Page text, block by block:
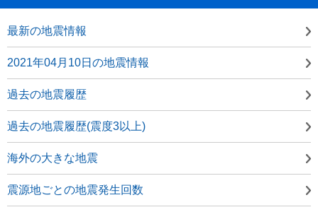
最新の地震情報
2021年04月10日の地震情報
過去の地震履歴
過去の地震履歴(震度3以上)
海外の大きな地震
震源地ごとの地震発生回数